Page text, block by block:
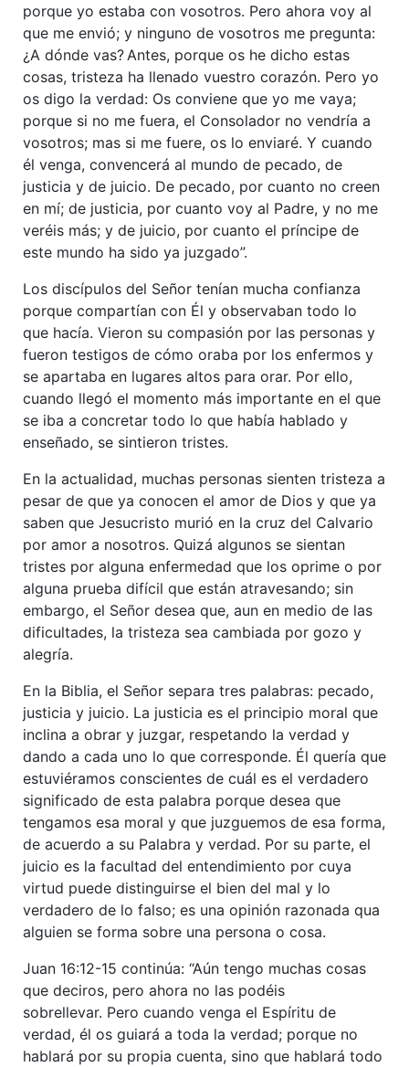
porque yo estaba con vosotros. Pero ahora voy al
que me envió; y ninguno de vosotros me pregunta:
¿A dónde vas? Antes, porque os he dicho estas
cosas, tristeza ha llenado vuestro corazón. Pero yo
os digo la verdad: Os conviene que yo me vaya;
porque si no me fuera, el Consolador no vendría a
vosotros; mas si me fuere, os lo enviaré. Y cuando
él venga, convencerá al mundo de pecado, de
justicia y de juicio. De pecado, por cuanto no creen
en mí; de justicia, por cuanto voy al Padre, y no me
veréis más; y de juicio, por cuanto el príncipe de
este mundo ha sido ya juzgado”.
Los discípulos del Señor tenían mucha confianza
porque compartían con Él y observaban todo lo
que hacía. Vieron su compasión por las personas y
fueron testigos de cómo oraba por los enfermos y
se apartaba en lugares altos para orar. Por ello,
cuando llegó el momento más importante en el que
se iba a concretar todo lo que había hablado y
enseñado, se sintieron tristes.
En la actualidad, muchas personas sienten tristeza a
pesar de que ya conocen el amor de Dios y que ya
saben que Jesucristo murió en la cruz del Calvario
por amor a nosotros. Quizá algunos se sientan
tristes por alguna enfermedad que los oprime o por
alguna prueba difícil que están atravesando; sin
embargo, el Señor desea que, aun en medio de las
dificultades, la tristeza sea cambiada por gozo y
alegría.
En la Biblia, el Señor separa tres palabras: pecado,
justicia y juicio. La justicia es el principio moral que
inclina a obrar y juzgar, respetando la verdad y
dando a cada uno lo que corresponde. Él quería que
estuviéramos conscientes de cuál es el verdadero
significado de esta palabra porque desea que
tengamos esa moral y que juzguemos de esa forma,
de acuerdo a su Palabra y verdad. Por su parte, el
juicio es la facultad del entendimiento por cuya
virtud puede distinguirse el bien del mal y lo
verdadero de lo falso; es una opinión razonada qua
alguien se forma sobre una persona o cosa.
Juan 16:12-15 continúa: “Aún tengo muchas cosas
que deciros, pero ahora no las podéis
sobrellevar. Pero cuando venga el Espíritu de
verdad, él os guiará a toda la verdad; porque no
hablará por su propia cuenta, sino que hablará todo